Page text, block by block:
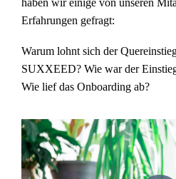
Erfahrungen gefragt:
Warum lohnt sich der
SUXXEED? Wie war der
Wie lief das Onboarding ab?